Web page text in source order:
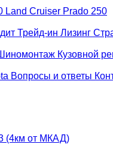
Land Cruiser Prado 250
Трейд-ин Лизинг
Кузовной
Вопросы и ответы
(4км от МКАД)